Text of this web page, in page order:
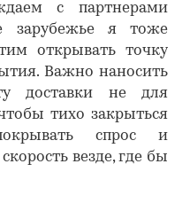
с партнерами
зарубежье я тоже
открывать точку
Важно наносить
доставки не для
тихо закрыться
спрос и
везде, где бы